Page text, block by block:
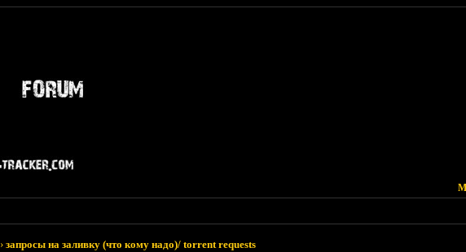
›запросы на заливку (что кому надо)/ torrent requests